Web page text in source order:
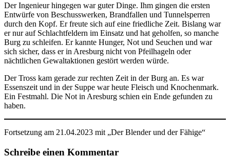
Der Ingenieur hingegen war guter Dinge. Ihm gingen die ersten
Entwürfe von Beschusswerken, Brandfallen und Tunnelsperren
durch den Kopf. Er freute sich auf eine friedliche Zeit. Bislang war
er nur auf Schlachtfeldern im Einsatz und hat geholfen, so manche
Burg zu schleifen. Er kannte Hunger, Not und Seuchen und war
sich sicher, dass er in Aresburg nicht von Pfeilhageln oder
nächtlichen Gewaltaktionen gestört werden würde.
Der Tross kam gerade zur rechten Zeit in der Burg an. Es war
Essenszeit und in der Suppe war heute Fleisch und Knochenmark.
Ein Festmahl. Die Not in Aresburg schien ein Ende gefunden zu
haben.
Fortsetzung am 21.04.2023 mit „Der Blender und der Fähige“
Schreibe einen Kommentar